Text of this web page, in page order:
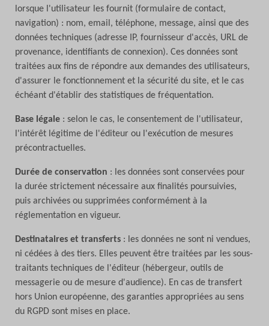
lorsque l'utilisateur les fournit (formulaire de contact,
navigation) : nom, email, téléphone, message, ainsi que des
données techniques (adresse IP, fournisseur d'accès, URL de
provenance, identifiants de connexion). Ces données sont
traitées aux fins de répondre aux demandes des utilisateurs,
d'assurer le fonctionnement et la sécurité du site, et le cas
échéant d'établir des statistiques de fréquentation.
Base légale : selon le cas, le consentement de l'utilisateur,
l'intérêt légitime de l'éditeur ou l'exécution de mesures
précontractuelles.
Durée de conservation : les données sont conservées pour
la durée strictement nécessaire aux finalités poursuivies,
puis archivées ou supprimées conformément à la
réglementation en vigueur.
Destinataires et transferts : les données ne sont ni vendues,
ni cédées à des tiers. Elles peuvent être traitées par les sous-
traitants techniques de l'éditeur (hébergeur, outils de
messagerie ou de mesure d'audience). En cas de transfert
hors Union européenne, des garanties appropriées au sens
du RGPD sont mises en place.